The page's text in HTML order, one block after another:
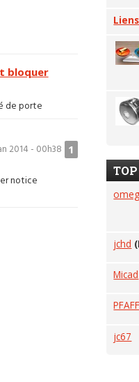
bloquer
de porte
1
2014 - 00h38
notice
Liens
jchd
Micad
jc67